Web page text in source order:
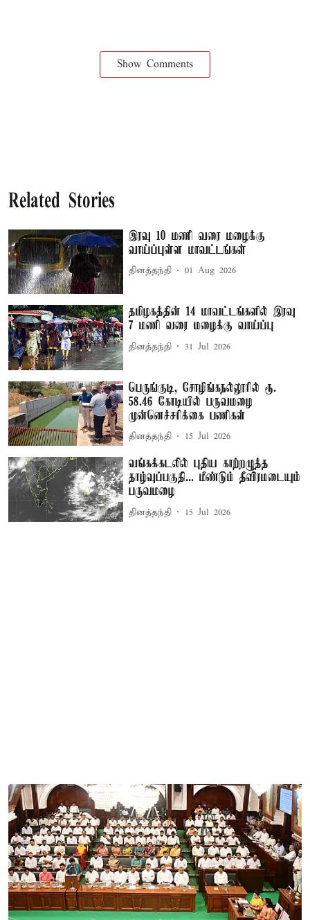
Show Comments
Related Stories
இரவு 10 மணி வரை மழைக்கு
வாய்ப்புள்ள மாவட்டங்கள்
தினத்தந்தி 01 Aug 2026
தமிழகத்தின் 14 மாவட்டங்களில் இரவு
7 மணி வரை மழைக்கு வாய்ப்பு
தினத்தந்தி 31 Jul 2026
பெருங்குடி, சோழிங்கநல்லூரில் ரூ.
58.46 கோடியில் பருவமழை
முன்னெச்சரிக்கை பணிகள்
தினத்தந்தி 15 Jul 2026
வங்கக்கடலில் புதிய காற்றழுத்த
தாழ்வுப்பகுதி... மீண்டும் தீவிரமடையும்
பருவமழை
தினத்தந்தி 15 Jul 2026